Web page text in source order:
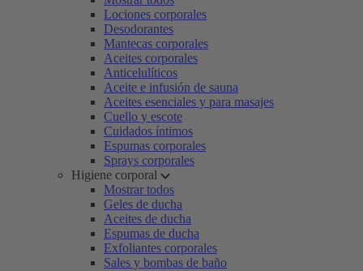
Lociones corporales
Desodorantes
Mantecas corporales
Aceites corporales
Anticelulíticos
Aceite e infusión de sauna
Aceites esenciales y para masajes
Cuello y escote
Cuidados íntimos
Espumas corporales
Sprays corporales
Higiene corporal
Mostrar todos
Geles de ducha
Aceites de ducha
Espumas de ducha
Exfoliantes corporales
Sales y bombas de baño